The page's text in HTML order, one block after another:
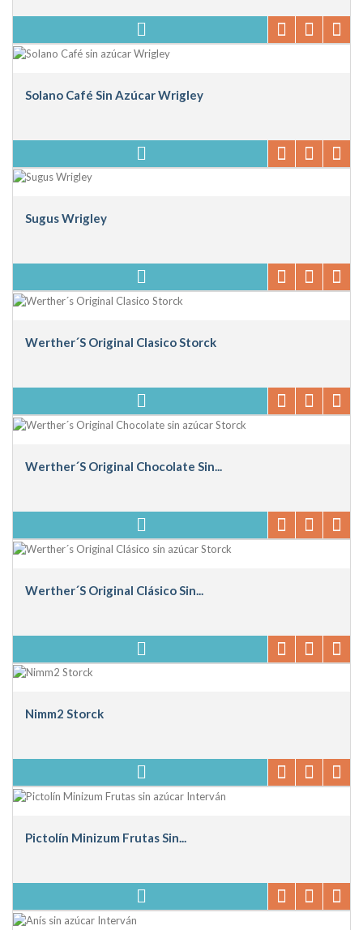
Solano Café Sin Azúcar Wrigley
Sugus Wrigley
Werther´s Original Clasico Storck
Werther´s Original Chocolate Sin...
Werther´s Original Clásico Sin...
Nimm2 Storck
Pictolín Minizum Frutas Sin...